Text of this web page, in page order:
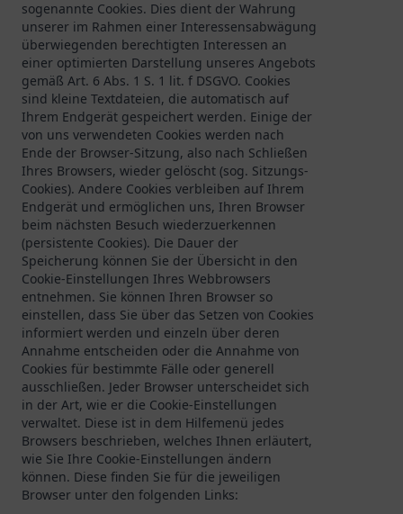
sogenannte Cookies. Dies dient der Wahrung
unserer im Rahmen einer Interessensabwägung
überwiegenden berechtigten Interessen an
einer optimierten Darstellung unseres Angebots
gemäß Art. 6 Abs. 1 S. 1 lit. f DSGVO. Cookies
sind kleine Textdateien, die automatisch auf
Ihrem Endgerät gespeichert werden. Einige der
von uns verwendeten Cookies werden nach
Ende der Browser-Sitzung, also nach Schließen
Ihres Browsers, wieder gelöscht (sog. Sitzungs-
Cookies). Andere Cookies verbleiben auf Ihrem
Endgerät und ermöglichen uns, Ihren Browser
beim nächsten Besuch wiederzuerkennen
(persistente Cookies). Die Dauer der
Speicherung können Sie der Übersicht in den
Cookie-Einstellungen Ihres Webbrowsers
entnehmen. Sie können Ihren Browser so
einstellen, dass Sie über das Setzen von Cookies
informiert werden und einzeln über deren
Annahme entscheiden oder die Annahme von
Cookies für bestimmte Fälle oder generell
ausschließen. Jeder Browser unterscheidet sich
in der Art, wie er die Cookie-Einstellungen
verwaltet. Diese ist in dem Hilfemenü jedes
Browsers beschrieben, welches Ihnen erläutert,
wie Sie Ihre Cookie-Einstellungen ändern
können. Diese finden Sie für die jeweiligen
Browser unter den folgenden Links: